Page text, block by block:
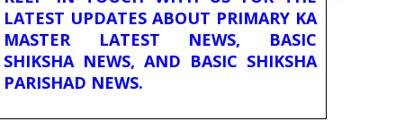
LATEST UPDATES ABOUT PRIMARY KA
MASTER LATEST NEWS, BASIC
SHIKSHA NEWS, AND BASIC SHIKSHA
PARISHAD NEWS.